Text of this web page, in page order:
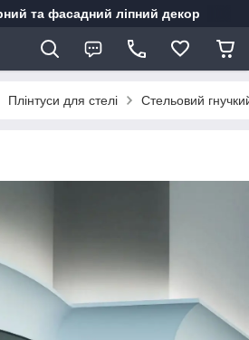
та фасадний ліпний декор
Плінтуси для стелі Стельовий